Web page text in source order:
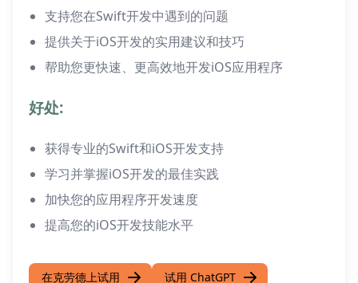
支持您在Swift开发中遇到的问题
提供关于iOS开发的实用建议和技巧
帮助您更快速、更高效地开发iOS应用程序
好处:
获得专业的Swift和iOS开发支持
学习并掌握iOS开发的最佳实践
加快您的应用程序开发速度
提高您的iOS开发技能水平
在克劳德上试用 试用 ChatGPT